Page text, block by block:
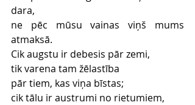
dara,
ne pēc mūsu vainas viņš mums
atmaksā.
Cik augstu ir debesis pār zemi,
tik varena tam žēlastība
pār tiem, kas viņa bīstas;
cik tālu ir austrumi no rietumiem,